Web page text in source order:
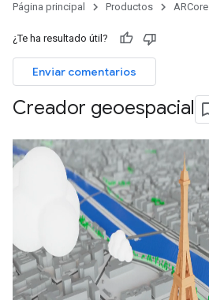
Página principal Productos ARCore
¿Te ha resultado útil?
Enviar comentarios
Creador geoespacial